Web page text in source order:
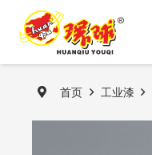
首页 工业漆